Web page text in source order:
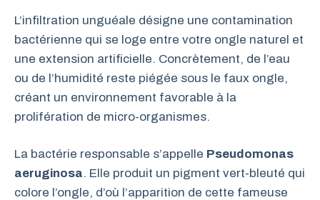
L’infiltration unguéale désigne une contamination
bactérienne qui se loge entre votre ongle naturel et
une extension artificielle. Concrètement, de l’eau
ou de l’humidité reste piégée sous le faux ongle,
créant un environnement favorable à la
prolifération de micro-organismes.
La bactérie responsable s’appelle Pseudomonas
aeruginosa. Elle produit un pigment vert-bleuté qui
colore l’ongle, d’où l’apparition de cette fameuse